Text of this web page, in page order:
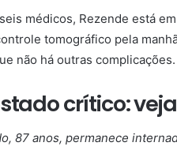
médicos, Rezende está
tomográfico pela
não há outras
crítico:
87 anos, permanece